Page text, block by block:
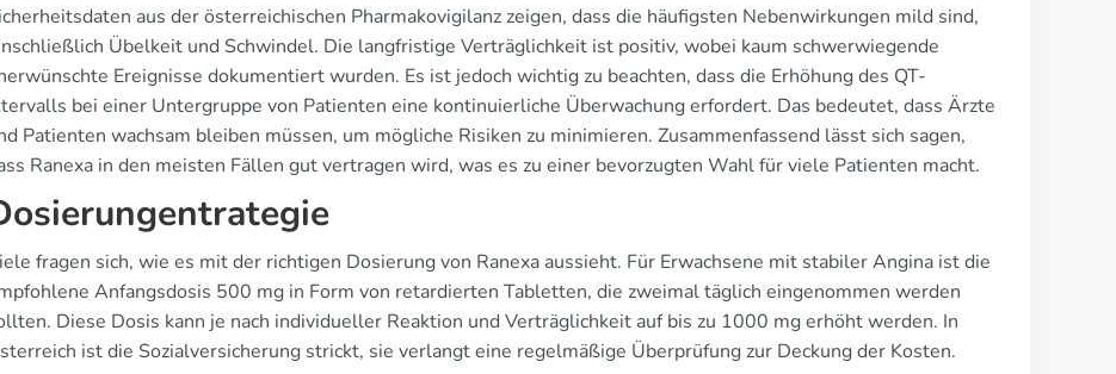
aus der österreichischen Pharmakovigilanz zeigen, dass die häufigsten Nebenwirkungen mild sind,
Übelkeit und Schwindel. Die langfristige Verträglichkeit ist positiv, wobei kaum schwerwiegende
Ereignisse dokumentiert wurden. Es ist jedoch wichtig zu beachten, dass die Erhöhung des QT-
bei einer Untergruppe von Patienten eine kontinuierliche Überwachung erfordert. Das bedeutet, dass Ärzte
Patienten wachsam bleiben müssen, um mögliche Risiken zu minimieren. Zusammenfassend lässt sich sagen,
Ranexa in den meisten Fällen gut vertragen wird, was es zu einer bevorzugten Wahl für viele Patienten macht.
fragen sich, wie es mit der richtigen Dosierung von Ranexa aussieht. Für Erwachsene mit stabiler Angina ist die
Anfangsdosis 500 mg in Form von retardierten Tabletten, die zweimal täglich eingenommen werden
Diese Dosis kann je nach individueller Reaktion und Verträglichkeit auf bis zu 1000 mg erhöht werden. In
ist die Sozialversicherung strickt, sie verlangt eine regelmäßige Überprüfung zur Deckung der Kosten.